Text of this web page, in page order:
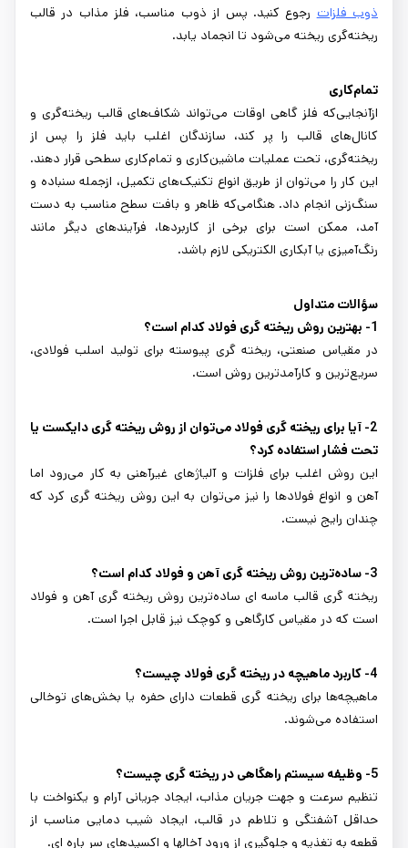
ذوب فلزات رجوع کنید. پس از ذوب مناسب، فلز مذاب در قالب
ریخته‌گری ریخته می‌شود تا انجماد یابد.
تمام‌کاری
ازآنجایی‌که فلز گاهی اوقات می‌تواند شکاف‌های قالب ریخته‌گری و
کانال‌های قالب را پر کند، سازندگان اغلب باید فلز را پس از
ریخته‌گری، تحت عملیات ماشین‌کاری و تمام‌کاری سطحی قرار دهند.
این کار را می‌توان از طریق انواع تکنیک‌های تکمیل، ازجمله سنباده و
سنگ‌زنی انجام داد. هنگامی‌که ظاهر و بافت سطح مناسب به دست
آمد، ممکن است برای برخی از کاربردها، فرآیندهای دیگر مانند
رنگ‌آمیزی یا آبکاری الکتریکی لازم باشد.
سؤالات متداول
1- بهترین روش ریخته گری فولاد کدام است؟
در مقیاس صنعتی، ریخته گری پیوسته برای تولید اسلب فولادی،
سریع‌ترین و کارآمدترین روش است.
2- آیا برای ریخته گری فولاد می‌توان از روش ریخته گری دایکست یا
تحت فشار استفاده کرد؟
این روش اغلب برای فلزات و آلیاژهای غیرآهنی به کار می‌رود اما
آهن و انواع فولادها را نیز می‌توان به این روش ریخته گری کرد که
چندان رایج نیست.
3- ساده‌ترین روش ریخته گری آهن و فولاد کدام است؟
ریخته گری قالب ماسه ای ساده‌ترین روش ریخته گری آهن و فولاد
است که در مقیاس کارگاهی و کوچک نیز قابل اجرا است.
4- کاربرد ماهیچه در ریخته گری فولاد چیست؟
ماهیچه‌ها برای ریخته گری قطعات دارای حفره یا بخش‌های توخالی
استفاده می‌شوند.
5- وظیفه سیستم راهگاهی در ریخته گری چیست؟
تنظيم سرعت و جهت جريان مذاب، ايجاد جريانی آرام و يکنواخت با
حداقل آشفتگی و تلاطم در قالب، ايجاد شيب دمايی مناسب از
قطعه به تغذيه و جلوگيری از ورود آخالها و اکسيدهای سر باره ای.